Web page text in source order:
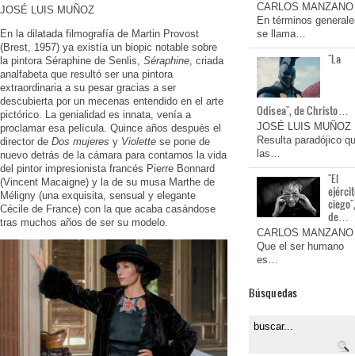
JOSÉ LUIS MUÑOZ
En la dilatada filmografía de Martin Provost
(Brest, 1957) ya existía un biopic notable sobre
la pintora Séraphine de Senlis, Séraphine , criada
analfabeta que resultó ser una pintora
extraordinaria a su pesar gracias a ser
descubierta por un mecenas entendido en el arte
pictórico. La genialidad es innata, venía a
proclamar esa película. Quince años después el
director de Dos mujeres y Violette se pone de
nuevo detrás de la cámara para contarnos la vida
del pintor impresionista francés Pierre Bonnard
(Vincent Macaigne) y la de su musa Marthe de
Méligny (una exquisita, sensual y elegante
Cécile de France) con la que acaba casándose
tras muchos años de ser su modelo.
CARLOS MANZANO
En términos
se llama…
"La
Odisea", de Christo…
JOSÉ LUIS MUÑOZ
Resulta paradójico
las…
"El
de…
CARLOS MANZANO
Que el ser humano
es…
Búsquedas